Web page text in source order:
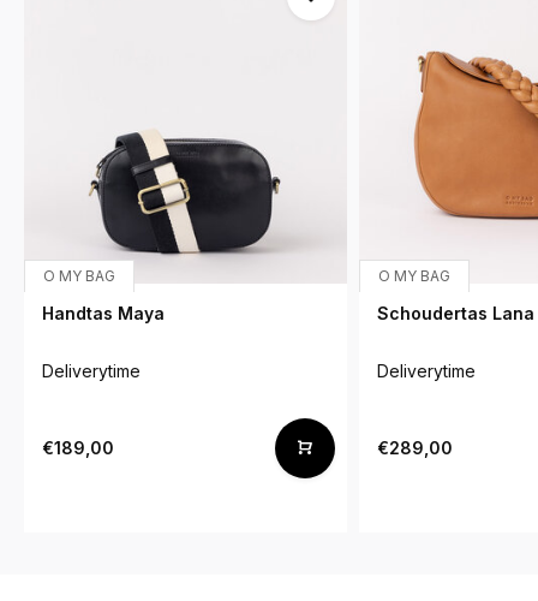
O MY BAG
Handtas Maya
Deliverytime
€189,00
O MY BAG
Schoudertas Lana
Deliverytime
€289,00